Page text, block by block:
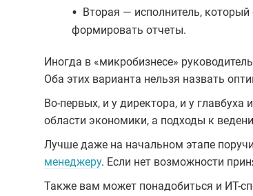
• Вторая — исполнитель,
формировать отчеты.
Иногда в «микробизнесе»
Оба этих варианта нельзя назвать
Во-первых, и у директора, и у
области экономики, а подходы к
Лучше даже на начальном этапе
менеджеру. Если нет возможности
Также вам может понадобиться и ИТ-